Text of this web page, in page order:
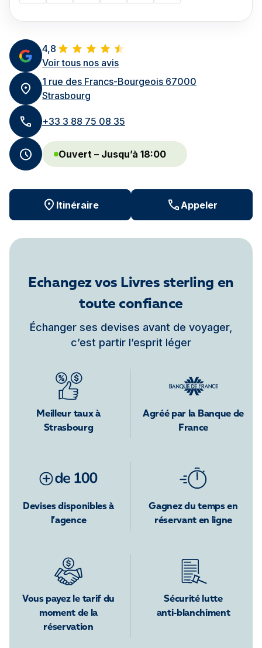
4,8
Voir tous nos avis
1 rue des Francs-Bourgeois 67000
Strasbourg
+33 3 88 75 08 35
Ouvert – Jusqu’à 18:00
Itinéraire Appeler
Echangez vos Livres sterling en
toute confiance
Échanger ses devises avant de voyager,
c’est partir l’esprit léger
Meilleur taux à
Strasbourg
Agréé par la Banque de
France
Devises disponibles à
l’agence
Gagnez du temps en
réservant en ligne
Vous payez le tarif du
moment de la
réservation
Sécurité lutte
anti-blanchiment